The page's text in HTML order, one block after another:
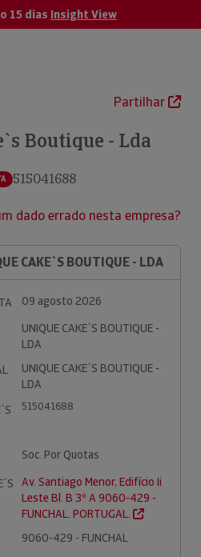
15 dias Insight View
Partilhar
Boutique - Lda
515041688
dado errado nesta empresa?
CAKE`S BOUTIQUE - LDA
09 agosto 2026
UNIQUE CAKE`S BOUTIQUE -
LDA
UNIQUE CAKE`S BOUTIQUE -
LDA
515041688
Soc. Por Quotas
Av. Santiago Menor, Edifício Ii
Leste Bl. B 3º A 9060-429 -
FUNCHAL. PORTUGAL.
9060-429 - FUNCHAL